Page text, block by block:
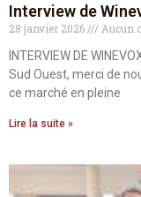
Interview de
28 janvier 2026
Aucun
INTERVIEW DE
Sud Ouest, merci de
ce marché en pleine
Lire la suite »